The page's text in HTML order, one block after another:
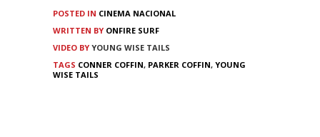
POSTED IN CINEMA NACIONAL
WRITTEN BY ONFIRE SURF
VIDEO BY YOUNG WISE TAILS
TAGS CONNER COFFIN, PARKER COFFIN, YOUNG
WISE TAILS